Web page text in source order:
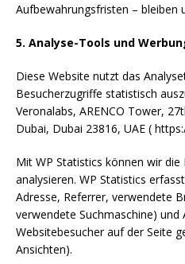
Aufbewahrungsfristen – bleiben
5. Analyse-Tools und
Diese Website nutzt das
Besucherzugriffe statistisch
Veronalabs, ARENCO Tower,
Dubai, Dubai 23816, UAE (
Mit WP Statistics können wir
analysieren. WP Statistics
Adresse, Referrer, verwendete
verwendete Suchmaschine) und
Websitebesucher auf der Seite
Ansichten).